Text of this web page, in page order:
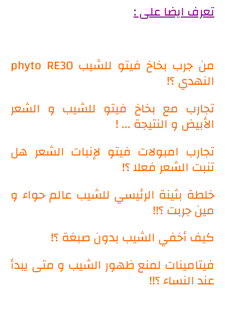
تعرف ايضا على :
من جرب بخاخ فيتو للشيب phyto RE30
النهدي ؟!
تجارب مع بخاخ فيتو للشيب و الشعر
الأبيض و النتيجة ... !
تجارب امبولات فيتو لإنبات الشعر هل
تنبت الشعر فعلا ؟!
خلطة بثينة الرئيسي للشيب عالم حواء و
مين جربت ؟!!
كيف أخفي الشيب بدون صبغة ؟!
فيتامينات لمنع ظهور الشيب و متى يبدأ
عند النساء ؟!!